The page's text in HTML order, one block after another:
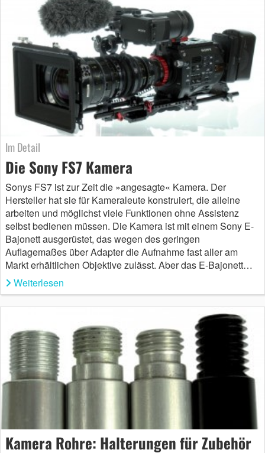
Im Detail
Die Sony FS7 Kamera
Sonys FS7 ist zur Zeit die »angesagte« Kamera. Der
Hersteller hat sie für Kameraleute konstruiert, die alleine
arbeiten und möglichst viele Funktionen ohne Assistenz
selbst bedienen müssen. Die Kamera ist mit einem Sony E-
Bajonett ausgerüstet, das wegen des geringen
Auflagemaßes über Adapter die Aufnahme fast aller am
Markt erhältlichen Objektive zulässt. Aber das E-Bajonett…
Weiterlesen
Kamera Rohre: Halterungen für Zubehör